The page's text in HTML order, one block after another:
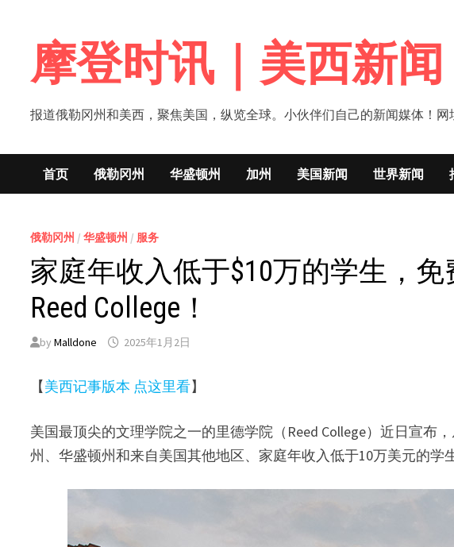
content摩登时讯｜美西新闻
报道俄勒冈州和美西，聚焦美国，纵览全球。小伙伴们自己的新闻媒体！网
首页 俄勒冈州 华盛顿州 加州 美国新闻 世界新闻
俄勒冈州 /华盛顿州 / 服务
家庭年收入低于$10万的学生，
Reed College！
byMalldone 2025年1月2日
【美西记事版本 点这里看】
美国最顶尖的文理学院之一的里德学院（Reed College）近日宣布
州、华盛顿州和来自美国其他地区、家庭年收入低于10万美元的学